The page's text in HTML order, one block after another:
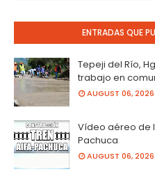
ENTRADAS QUE
Tepeji del Río,
trabajo en
AUGUST 06, 2026
Vídeo aéreo de
Pachuca
AUGUST 06, 2026